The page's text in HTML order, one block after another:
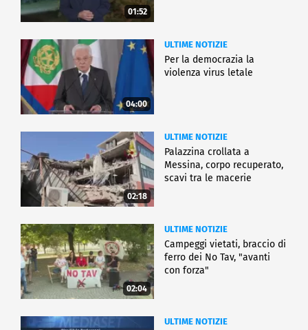
01:52
04:00
ULTIME NOTIZIE
Per la democrazia la
violenza virus letale
02:18
ULTIME NOTIZIE
Palazzina crollata a
Messina, corpo recuperato,
scavi tra le macerie
02:04
ULTIME NOTIZIE
Campeggi vietati, braccio di
ferro dei No Tav, "avanti
con forza"
ULTIME NOTIZIE